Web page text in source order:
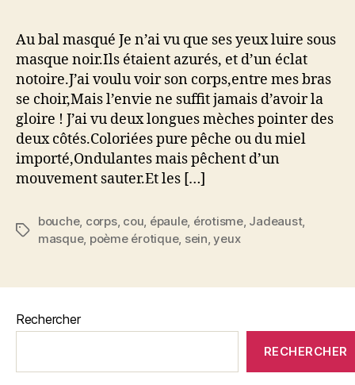
masqué
Au bal masqué Je n’ai vu que ses yeux luire sous
masque noir.Ils étaient azurés, et d’un éclat
notoire.J’ai voulu voir son corps,entre mes bras
se choir,Mais l’envie ne suffit jamais d’avoir la
gloire ! J’ai vu deux longues mèches pointer des
deux côtés.Coloriées pure pêche ou du miel
importé,Ondulantes mais pêchent d’un
mouvement sauter.Et les […]
Étiquettes
bouche, corps, cou épaule, érotisme, Jadeaust,
masque, poème érotique, sein ,yeux
Rechercher
RECHERCHER